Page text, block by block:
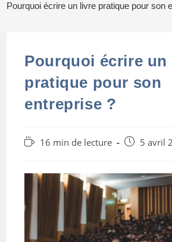
Pourquoi écrire un livre pratique pour son
Pourquoi écrire un
pratique pour son
entreprise ?
Temps16 min de lecture
Post5 avril